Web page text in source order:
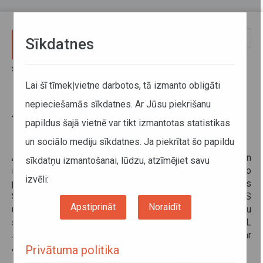
Sākums
Tiešsaistes datu apmaiņas
pieslēguma risinājumi
API (Tīmekļa pakalpnes) informācijas meklēšanai un
izgūšanai no Taksometru vadītāju* un Licencēto
pārvadātāju reģistra. Ziņojumu apmaiņā tiek izmantots
SOAP protokols. Ziņojumu transports tiek veikts ar HTTPS
un TLS/SSL protokoliem, kas nodrošina sūtāmo datu
šifrēšanu. Tīmekļa pakalpņu saskarnēm ir pieejama WSDL
specifikācija. Lai lietotu API, ir jānoslēdz līgums ar
Autotransporta direkciju.
Sīkdatnes
Lai šī tīmekļvietne darbotos, tā izmanto obligāti
nepieciešamās sīkdatnes. Ar Jūsu piekrišanu
papildus šajā vietnē var tikt izmantotas statistikas
un sociālo mediju sīkdatnes. Ja piekrītat šo papildu
sīkdatņu izmantošanai, lūdzu, atzīmējiet savu
izvēli:
Apstiprināt Noraidīt
Privātuma politika